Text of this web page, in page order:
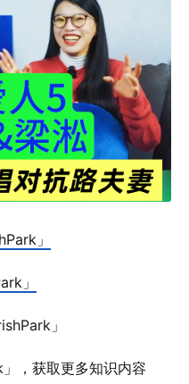
」
」
」
，获取更多知识内容